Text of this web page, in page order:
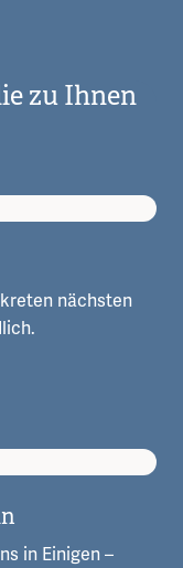
zu Ihnen
nächsten
in Einigen –